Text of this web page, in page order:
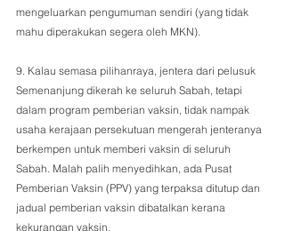
mengeluarkan pengumuman sendiri (yang tidak
mahu diperakukan segera oleh MKN).
9. Kalau semasa pilihanraya, jentera dari pelusuk
Semenanjung dikerah ke seluruh Sabah, tetapi
dalam program pemberian vaksin, tidak nampak
usaha kerajaan persekutuan mengerah jenteranya
berkempen untuk memberi vaksin di seluruh
Sabah. Malah palih menyedihkan, ada Pusat
Pemberian Vaksin (PPV) yang terpaksa ditutup dan
jadual pemberian vaksin dibatalkan kerana
kekurangan vaksin.